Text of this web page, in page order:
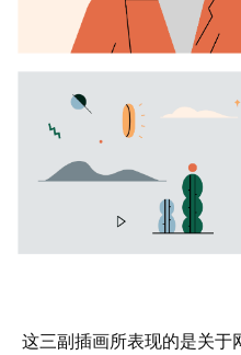
这三副插画所表现的是关于